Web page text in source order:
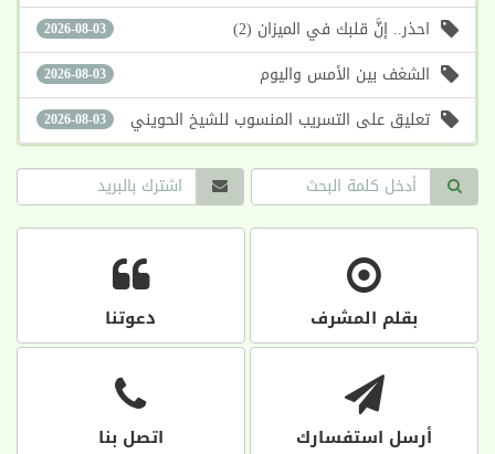
2026-08-03 احذر.. إنَّ قلبك في الميزان (2)
2026-08-03 الشغف بين الأمس واليوم
2026-08-03 تعليق على التسريب المنسوب للشيخ الحويني
بقلم المشرف دعوتنا
أرسل استفسارك اتصل بنا